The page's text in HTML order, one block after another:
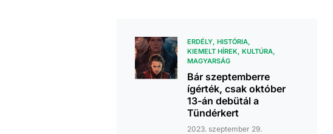
ERDÉLY HISTÓRIA
KIEMELT HÍREK KULTÚRA
MAGYARSÁG
Bár szeptemberre
ígérték, csak október
13-án debütál a
Tündérkert
2023. szeptember 29.